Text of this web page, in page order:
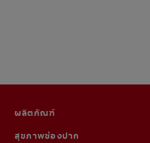
ผลิตภัณฑ์
สุขภาพช่องปาก